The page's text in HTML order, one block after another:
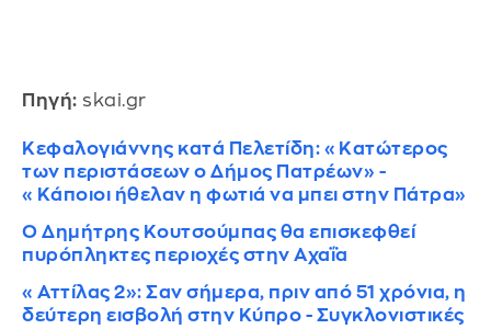
Πηγή: skai.gr
Κεφαλογιάννης κατά Πελετίδη: «Κατώτερος
των περιστάσεων ο Δήμος Πατρέων» -
«Κάποιοι ήθελαν η φωτιά να μπει στην Πάτρα»
Ο Δημήτρης Κουτσούμπας θα επισκεφθεί
πυρόπληκτες περιοχές στην Αχαΐα
« Αττίλας 2»: Σαν σήμερα, πριν από 51 χρόνια, η
δεύτερη εισβολή στην Κύπρο - Συγκλονιστικές